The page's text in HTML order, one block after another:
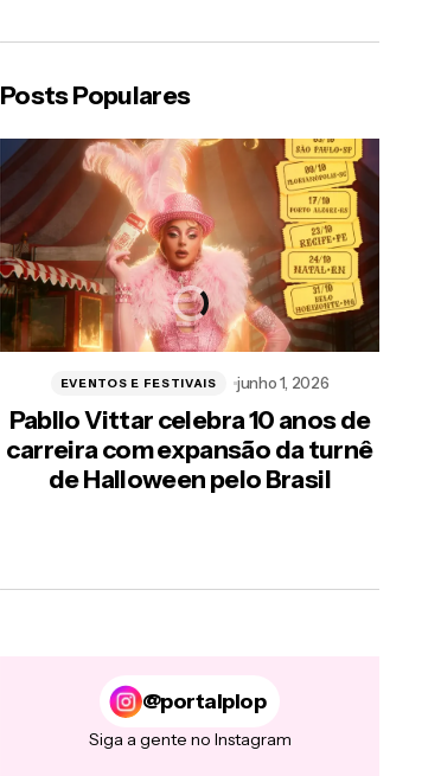
Posts Populares
Pabllo Vittar celebra 10 anos de
carreira com expansão da turnê
de Halloween pelo Brasil
EVENTOS E FESTIVAIS junho 1, 2026
@portalplop
Siga a gente no Instagram